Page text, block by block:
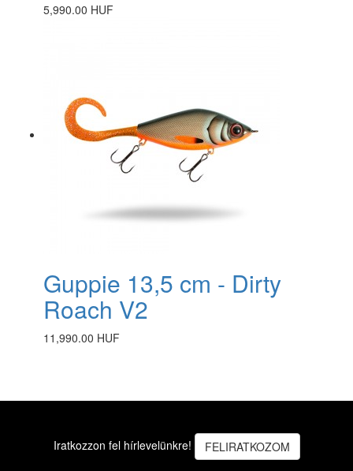
5,990.00 HUF
Guppie 13,5 cm - Dirty
Roach V2
11,990.00 HUF
Iratkozzon fel hírlevelünkre! FELIRATKOZOM